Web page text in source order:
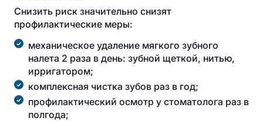
Снизить риск значительно снизят
профилактические меры:
механическое удаление мягкого зубного
налета 2 раза в день: зубной щеткой, нитью,
ирригатором;
комплексная чистка зубов раз в год;
профилактический осмотр у стоматолога раз в
полгода;